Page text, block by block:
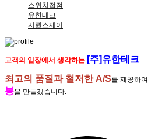
스위치접점
유한테크
시퀀스제어
고객의 입장에서 생각하는 [주]유한테크
최고의 품질과 철저한 A/S를 제공하여
봉을 만들겠습니다.